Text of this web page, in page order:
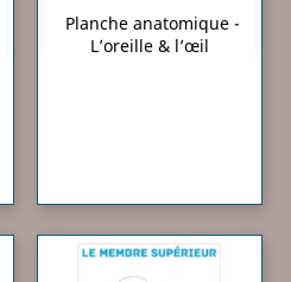
Planche anatomique -
L’oreille & l’œil